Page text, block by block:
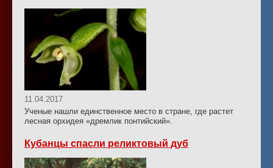
11.04.2017
Ученые нашли единственное место в стране, где растет
лесная орхидея «дремлик понтийский».
Кубанцы спасли реликтовый дуб